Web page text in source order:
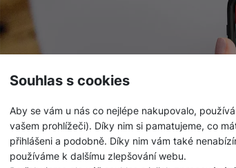
Souhlas s cookies
Aby se vám u nás co nejlépe nakupovalo,
vašem prohlížeči). Díky nim si pamatujeme, co
přihlášeni a podobně. Díky nim vám také
používáme k dalšímu zlepšování webu.